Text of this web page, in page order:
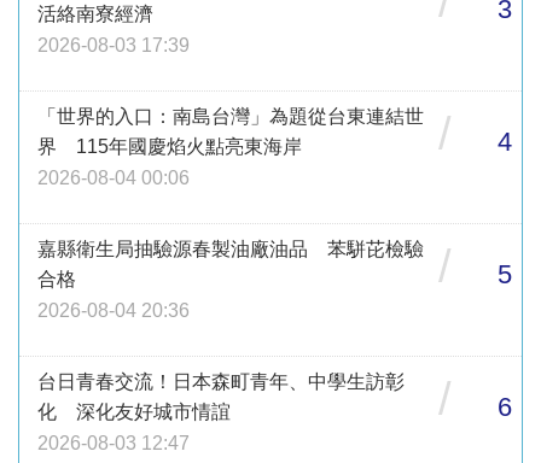
活絡南寮經濟
2026-08-03 17:39
3
「世界的入口：南島台灣」為題從台東連結世
界 115年國慶焰火點亮東海岸
2026-08-04 00:06
/ 4
嘉縣衛生局抽驗源春製油廠油品 苯駢芘檢驗
合格
2026-08-04 20:36
/ 5
台日青春交流！日本森町青年、中學生訪彰
化 深化友好城市情誼
2026-08-03 12:47
/ 6